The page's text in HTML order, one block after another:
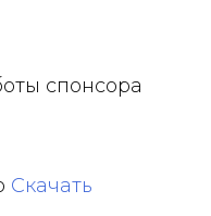
спонсора
Скачать